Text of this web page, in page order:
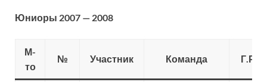
Юниоры 2007 — 2008
М-
то
№ Участник Команда Г.Р.